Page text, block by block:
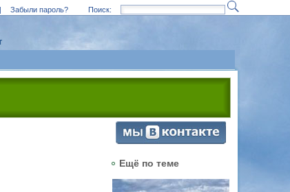
| Забыли пароль? Поиск:
Ещё по теме